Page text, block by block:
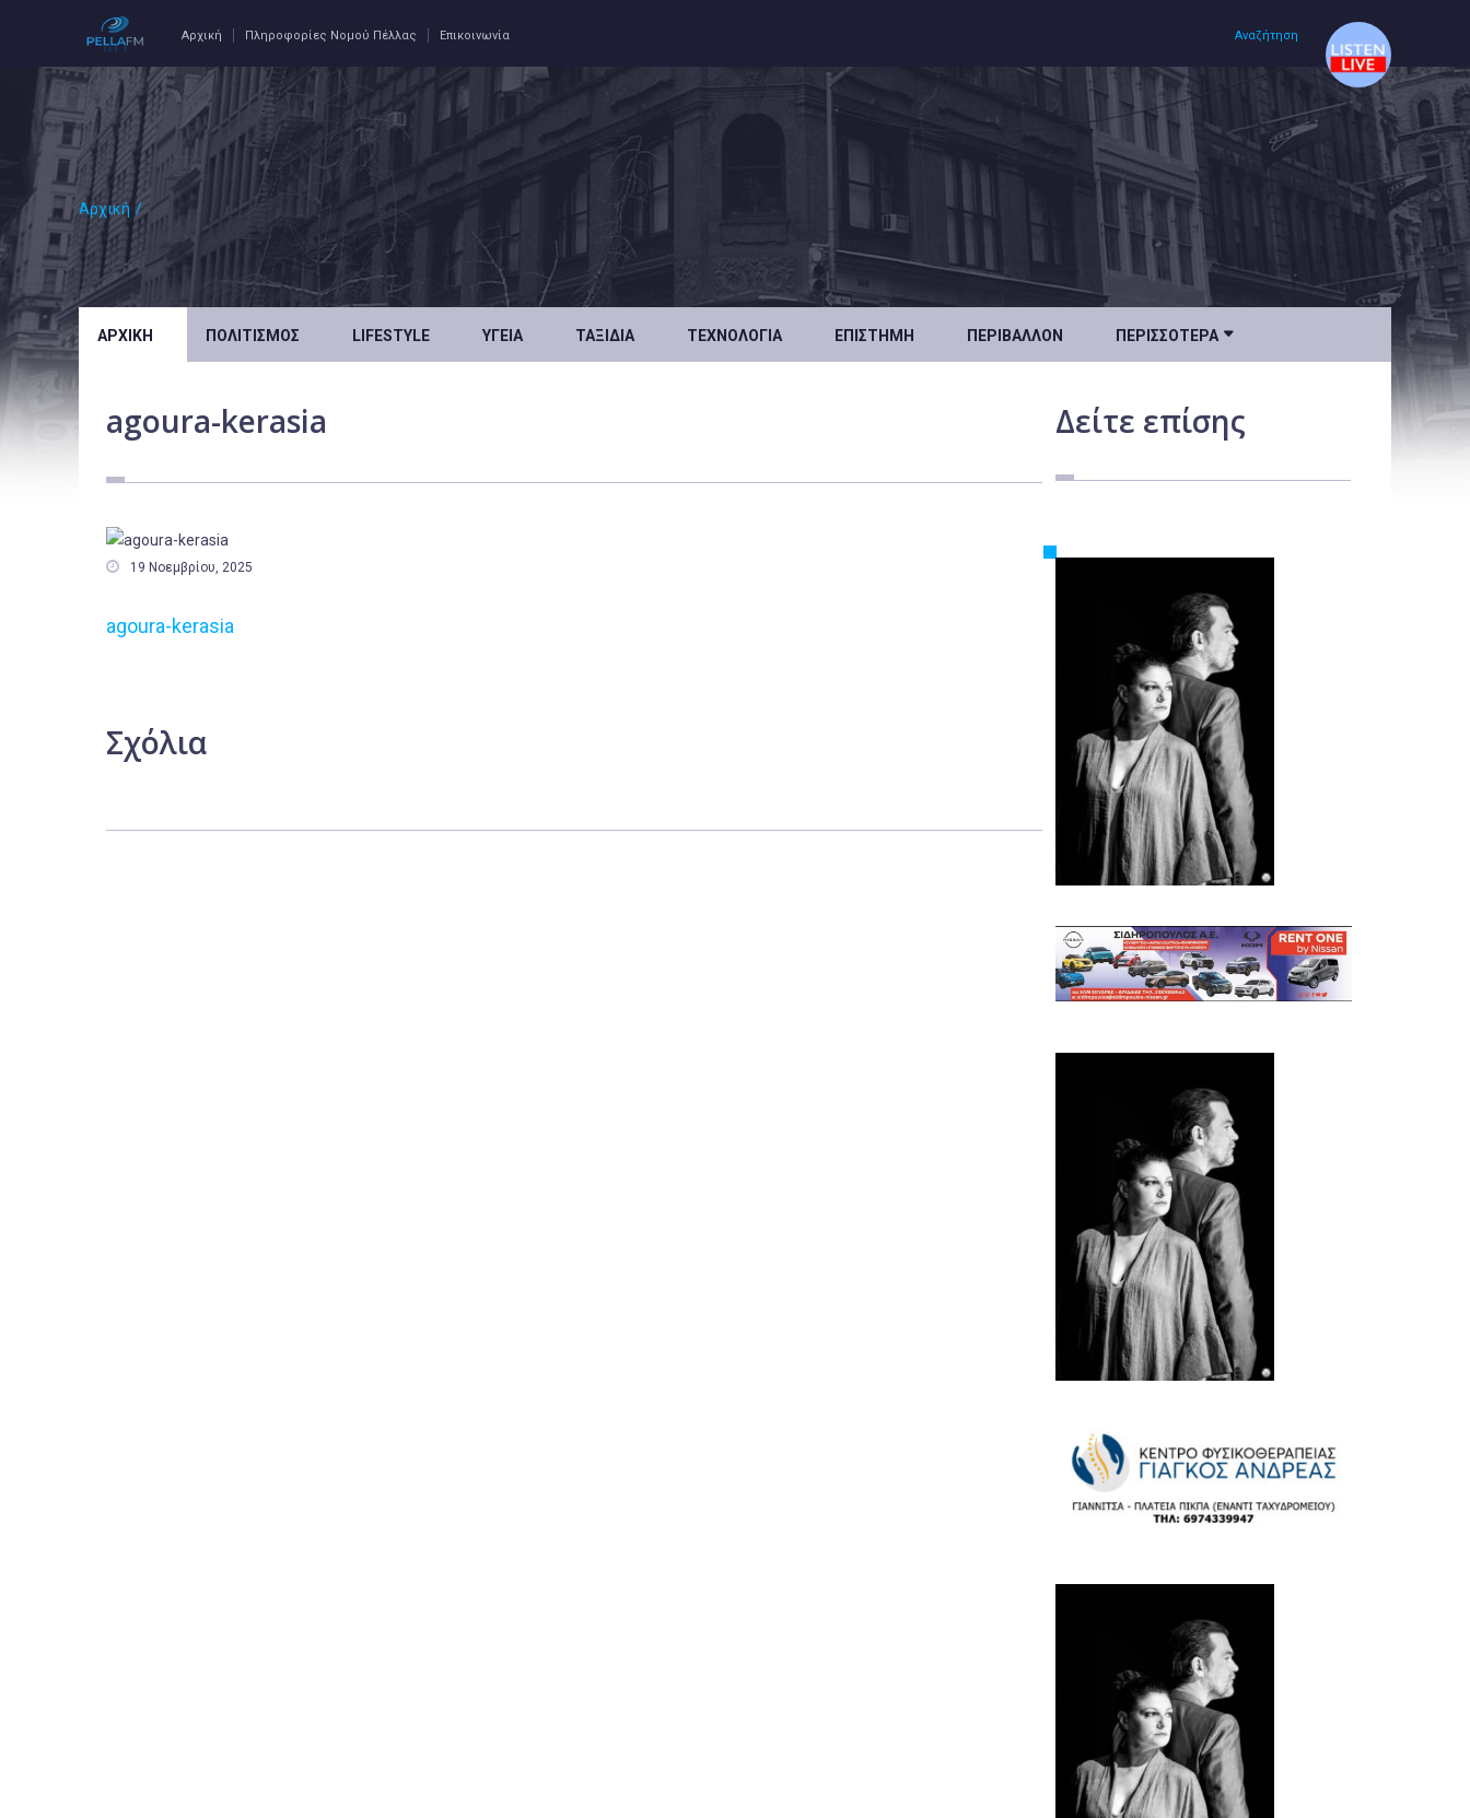
Αρχική Πληροφορίες Νομού Πέλλας Επικοινωνία Αναζήτηση
Αρχική /
ΑΡΧΙΚΉ ΠΟΛΙΤΙΣΜΌΣ LIFESTYLE ΥΓΕΊΑ ΤΑΞΊΔΙΑ ΤΕΧΝΟΛΟΓΊΑ ΕΠΙΣΤΉΜΗ ΠΕΡΙΒΆΛΛΟΝ ΠΕΡΙΣΣΌΤΕΡΑ 
agoura-kerasia
 19 Νοεμβρίου, 2025
agoura-kerasia
Σχόλια
Δείτε επίσης
Αρχική
Πολιτισμός
Υγεία
Ταξίδια
Επιστήμη
Περιβάλλον
Τοπικά
Αγροτικά
Οικονομία
Πολιτική
Αθλητικά
Αστυνομικό Δελτίο